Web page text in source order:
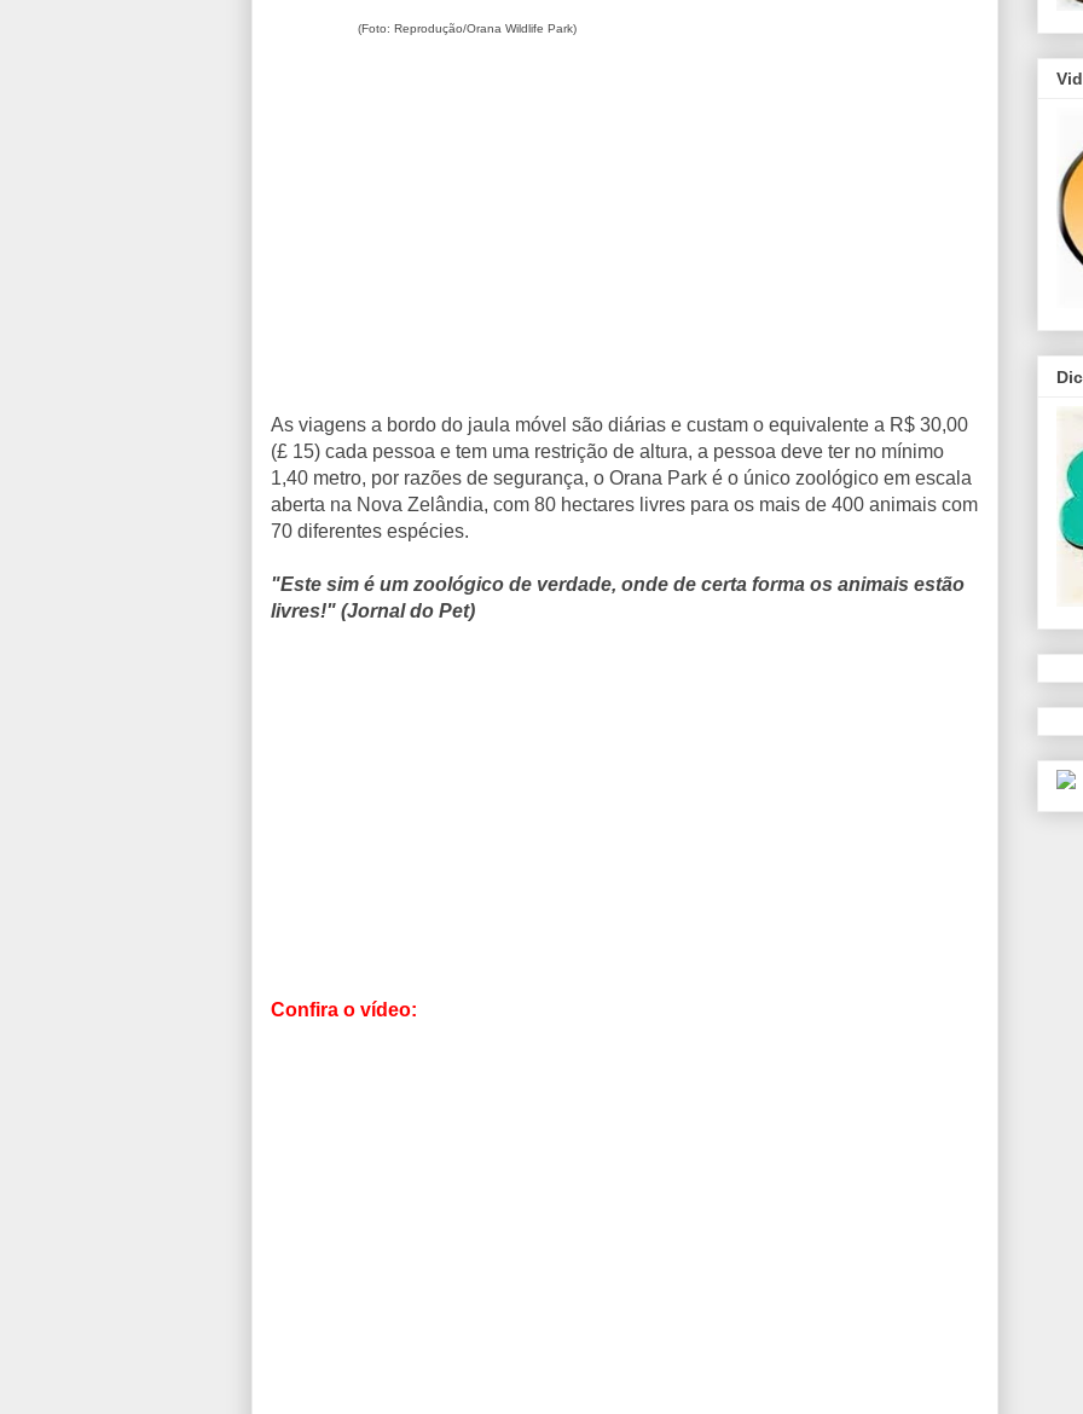
(Foto: Reprodução/Orana Wildlife Park)
As viagens a bordo do jaula móvel são diárias e custam o equivalente a R$ 30,00
(£ 15) cada pessoa e tem uma restrição de altura, a pessoa deve ter no mínimo
1,40 metro, por razões de segurança, o Orana Park é o único zoológico em escala
aberta na Nova Zelândia, com 80 hectares livres para os mais de 400 animais com
70 diferentes espécies.
"Este sim é um zoológico de verdade, onde de certa forma os animais estão
livres!" (Jornal do Pet)
Confira o vídeo: